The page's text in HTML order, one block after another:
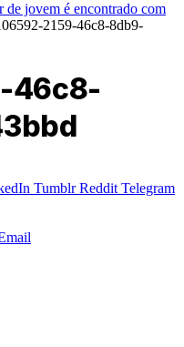
de jovem é encontrado com
2159-46c8-8db9-
46c8-
Tumblr Reddit Telegram